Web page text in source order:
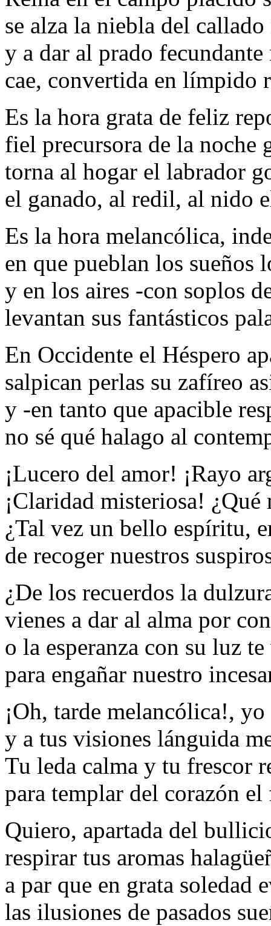
se alza la niebla del
y a dar al prado fecundante
cae, convertida en límpido
Es la hora grata de feliz
fiel precursora de la
torna al hogar el labrador
el ganado, al redil, al nido
Es la hora melancólica,
en que pueblan los sueños
y en los aires -con soplos
levantan sus fantásticos
En Occidente el Héspero
salpican perlas su zafíreo
y -en tanto que apacible
no sé qué halago al
¡Lucero del amor! ¡Rayo
¡Claridad misteriosa! ¿Qué
¿Tal vez un bello espíritu,
de recoger nuestros
¿De los recuerdos la
vienes a dar al alma por
o la esperanza con su luz
para engañar nuestro
¡Oh, tarde melancólica!, yo
y a tus visiones lánguida
Tu leda calma y tu frescor
para templar del corazón el
Quiero, apartada del
respirar tus aromas
a par que en grata soledad
las ilusiones de pasados